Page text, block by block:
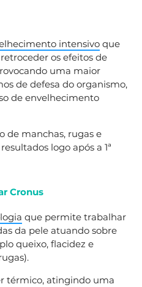
intensivo que
os efeitos de
uma maior
de defesa do organismo,
de envelhecimento
de manchas, rugas e
logo após a 1ª
Cronus
que permite trabalhar
da pele atuando sobre
queixo, flacidez e
térmico, atingindo uma